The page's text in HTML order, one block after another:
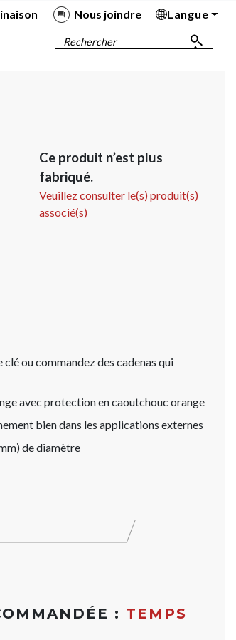
Nous joindre
Langue
Rechercher
Ce produit n’est plus
fabriqué.
Veuillez consulter le(s) produit(s)
associé(s)
ou commandez des cadenas qui
avec protection en caoutchouc orange
bien dans les applications externes
de diamètre
: TEMPS